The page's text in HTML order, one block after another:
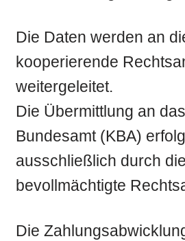
Die Daten werden an
kooperierende
weitergeleitet.
Die Übermittlung an
Bundesamt (KBA)
ausschließlich durch die
bevollmächtigte
Die